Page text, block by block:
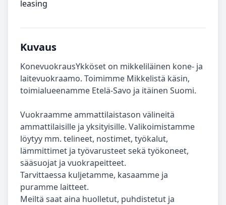
leasing
Kuvaus
KonevuokrausYkköset on mikkeliläinen kone- ja
laitevuokraamo. Toimimme Mikkelistä käsin,
toimialueenamme Etelä-Savo ja itäinen Suomi.
Vuokraamme ammattilaistason välineitä
ammattilaisille ja yksityisille. Valikoimistamme
löytyy mm. telineet, nostimet, työkalut,
lämmittimet ja työvarusteet sekä työkoneet,
sääsuojat ja vuokrapeitteet.
Tarvittaessa kuljetamme, kasaamme ja
puramme laitteet.
Meiltä saat aina huolletut, puhdistetut ja